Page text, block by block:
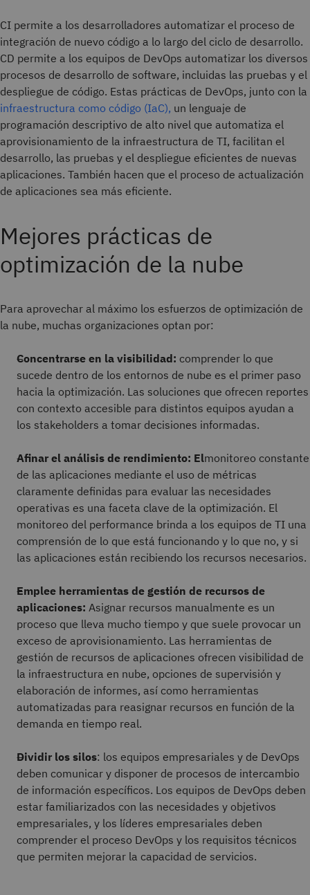
CI permite a los desarrolladores automatizar el proceso de
integración de nuevo código a lo largo del ciclo de desarrollo.
CD permite a los equipos de DevOps automatizar los diversos
procesos de desarrollo de software, incluidas las pruebas y el
despliegue de código. Estas prácticas de DevOps, junto con la
infraestructura como código (IaC), un lenguaje de
programación descriptivo de alto nivel que automatiza el
aprovisionamiento de la infraestructura de TI, facilitan el
desarrollo, las pruebas y el despliegue eficientes de nuevas
aplicaciones. También hacen que el proceso de actualización
de aplicaciones sea más eficiente.
Mejores prácticas de
optimización de la nube
Para aprovechar al máximo los esfuerzos de optimización de
la nube, muchas organizaciones optan por:
Concentrarse en la visibilidad: comprender lo que
sucede dentro de los entornos de nube es el primer paso
hacia la optimización. Las soluciones que ofrecen reportes
con contexto accesible para distintos equipos ayudan a
los stakeholders a tomar decisiones informadas.
Afinar el análisis de rendimiento: Elmonitoreo constante
de las aplicaciones mediante el uso de métricas
claramente definidas para evaluar las necesidades
operativas es una faceta clave de la optimización. El
monitoreo del performance brinda a los equipos de TI una
comprensión de lo que está funcionando y lo que no, y si
las aplicaciones están recibiendo los recursos necesarios.
Emplee herramientas de gestión de recursos de
aplicaciones: Asignar recursos manualmente es un
proceso que lleva mucho tiempo y que suele provocar un
exceso de aprovisionamiento. Las herramientas de
gestión de recursos de aplicaciones ofrecen visibilidad de
la infraestructura en nube, opciones de supervisión y
elaboración de informes, así como herramientas
automatizadas para reasignar recursos en función de la
demanda en tiempo real.
Dividir los silos: los equipos empresariales y de DevOps
deben comunicar y disponer de procesos de intercambio
de información específicos. Los equipos de DevOps deben
estar familiarizados con las necesidades y objetivos
empresariales, y los líderes empresariales deben
comprender el proceso DevOps y los requisitos técnicos
que permiten mejorar la capacidad de servicios.